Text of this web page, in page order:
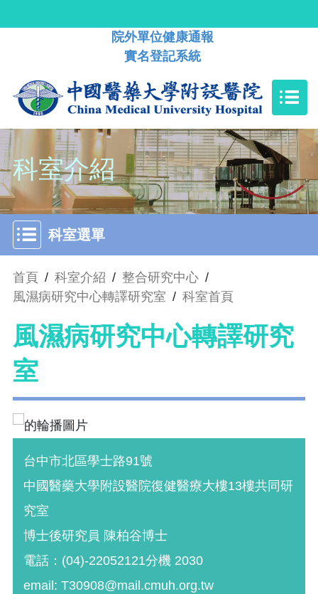
院外單位健康通報
實名登記系統
科室介紹
科室選單
首頁 / 科室介紹 / 整合研究中心 /
風濕病研究中心轉譯研究室 / 科室首頁
風濕病研究中心轉譯研究
室
台中市北區學士路91號
中國醫藥大學附設醫院復健醫療大樓13樓共同研
究室
博士後研究員 陳柏谷博士
電話：(04)-22052121分機 2030
email: T30908@mail.cmuh.org.tw